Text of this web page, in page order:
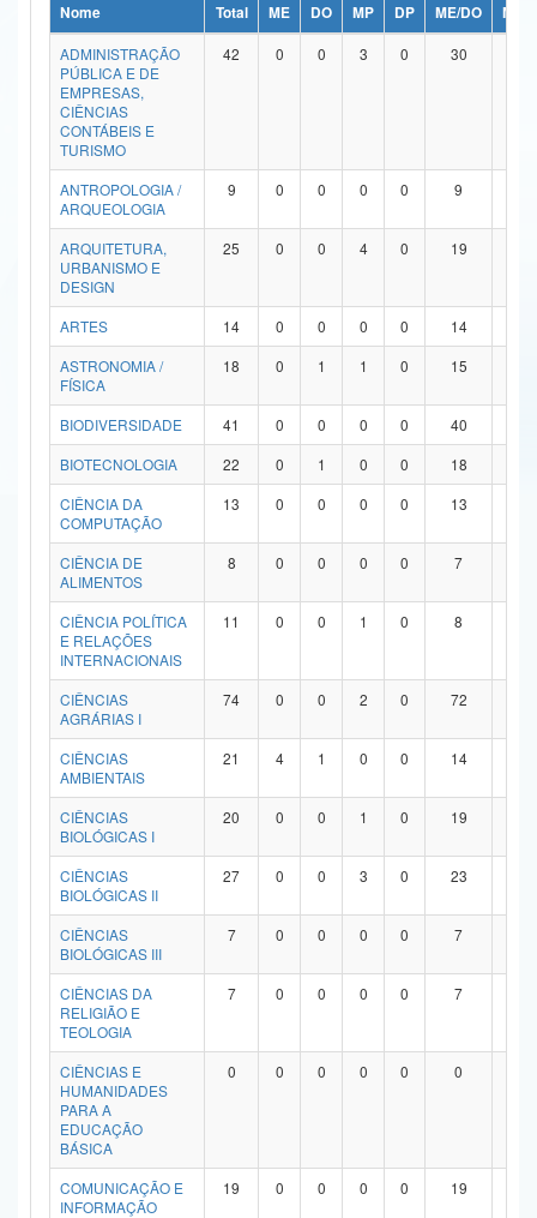
Ministério da Ciência, Tecnologia, Inovações e Comunicações
Ministério do Meio Ambiente
Ministério do Turismo
Ministério do Desenvolvimento Regional
Controladoria-Geral da União
Ministério da Mulher, da Família e dos Direitos Humanos
Secretaria de Governo
Advocacia-Geral da União
Banco Central do Brasil
Nome Total ME DO MP DP ME/DO
MP/
ADMINISTRAÇÃO
PÚBLICA E DE
EMPRESAS,
CIÊNCIAS
CONTÁBEIS E
TURISMO
42 0 0 3 0 30
ANTROPOLOGIA /
ARQUEOLOGIA
9 0 0 0 0 9
ARQUITETURA,
URBANISMO E
DESIGN
25 0 0 4 0 19
ARTES 14 0 0 0 0 14
ASTRONOMIA /
FÍSICA
18 0 1 1 0 15
BIODIVERSIDADE 41 0 0 0 0 40
BIOTECNOLOGIA
22 0 1 0 0 18
CIÊNCIA DA
COMPUTAÇÃO
13 0 0 0 0 13
CIÊNCIA DE
ALIMENTOS
8 0 0 0 0 7
CIÊNCIA POLÍTICA
E RELAÇÕES
INTERNACIONAIS
11 0 0 1 0 8
CIÊNCIAS
AGRÁRIAS I
74 0 0 2 0 72
CIÊNCIAS
AMBIENTAIS
21 4 1 0 0 14
CIÊNCIAS
BIOLÓGICAS I
20 0 0 1 0 19
CIÊNCIAS
BIOLÓGICAS II
27 0 0 3 0 23
CIÊNCIAS
BIOLÓGICAS III
7 0 0 0 0 7
CIÊNCIAS DA
RELIGIÃO E
TEOLOGIA
7 0 0 0 0 7
CIÊNCIAS E
HUMANIDADES
PARA A
EDUCAÇÃO
BÁSICA
0 0 0 0 0 0
COMUNICAÇÃO E
INFORMAÇÃO
19 0 0 0 0 19